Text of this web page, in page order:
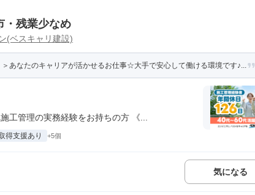
・残業少なめ
(ベスキャリ建設)
あなたのキャリアが活かせるお仕事☆大手で安心して働ける環境です♪...
工管理の実務経験をお持ちの方 《...
得支援あり +5個
気になる